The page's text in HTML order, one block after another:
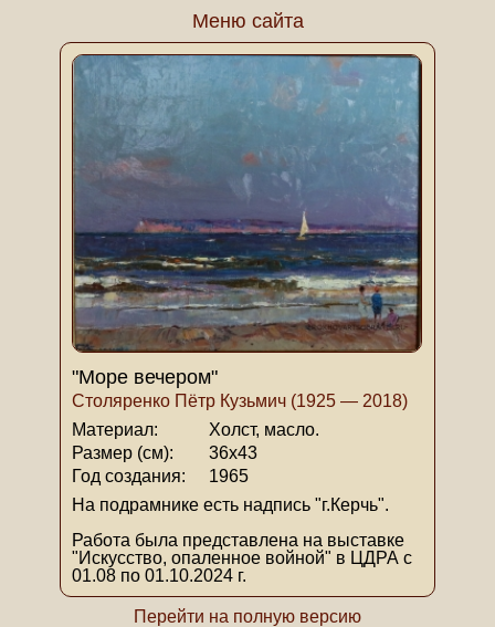
Меню сайта
"Море вечером"
Столяренко Пётр Кузьмич (1925 — 2018)
Материал:
Холст, масло.
Размер (см):
36х43
Год создания:
1965
На подрамнике есть надпись "г.Керчь".
Работа была представлена на выставке
"Искусство, опаленное войной" в ЦДРА с
01.08 по 01.10.2024 г.
Перейти на полную версию